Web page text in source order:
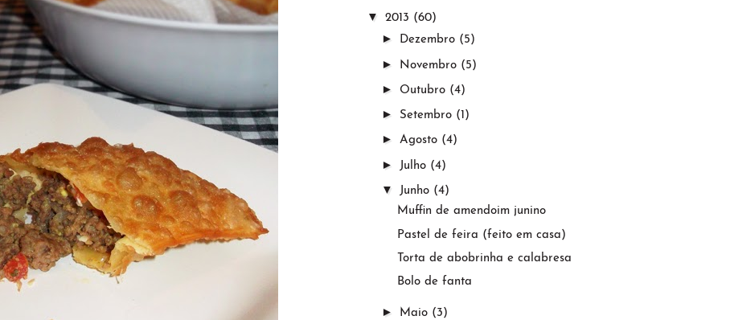
▼ 2013 (60)
► Dezembro (5)
► Novembro (5)
► Outubro (4)
► Setembro (1)
► Agosto (4)
► Julho (4)
▼ Junho (4)
Muffin de amendoim junino
Pastel de feira (feito em casa)
Torta de abobrinha e calabresa
Bolo de fanta
► Maio (3)